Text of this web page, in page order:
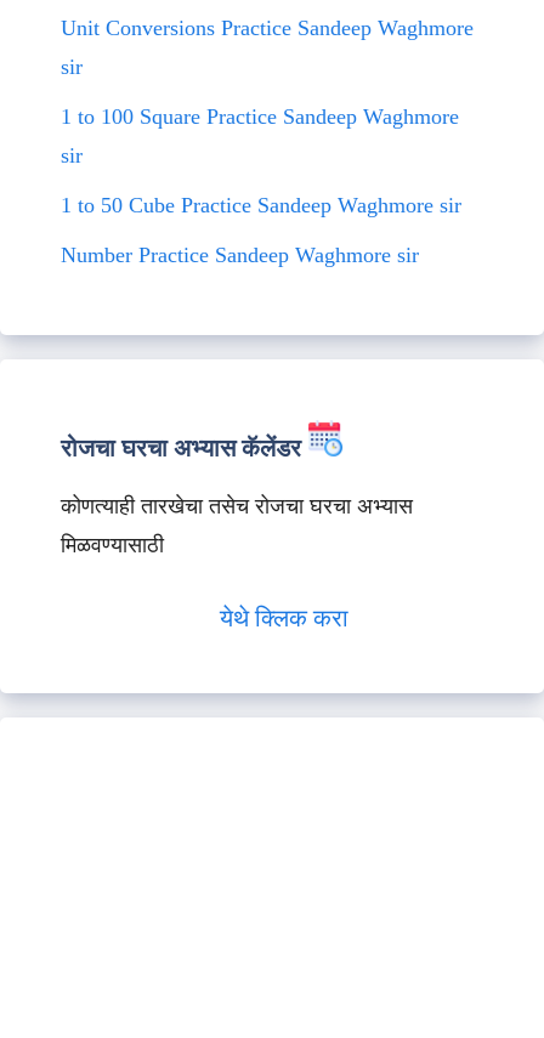
Unit Conversions Practice Sandeep Waghmore
sir
1 to 100 Square Practice Sandeep Waghmore
sir
1 to 50 Cube Practice Sandeep Waghmore sir
Number Practice Sandeep Waghmore sir
रोजचा घरचा अभ्यास कॅलेंडर
कोणत्याही तारखेचा तसेच रोजचा घरचा अभ्यास
मिळवण्यासाठी
येथे क्लिक करा